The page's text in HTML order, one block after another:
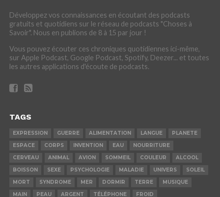
Développez vos connaissances en écoutant des podcasts
gratuits et quotidiens sur le réseau de podcasts "Choses à
Savoir". Nous en publions de 8 à 15 par jour !
Vous pouvez écouter ces chroniques quotidiennes ici-même,
sur Apple Podcast, Google Podcast, Spotify, Deezer... et toutes
les autres applications d'écoute de podcasts.
TAGS
EXPRESSION GUERRE ALIMENTATION LANGUE
PLANETE
ESPACE
CORPS INVENTION EAU
NOURRITURE
CERVEAU
ANIMAL AVION SOMMEIL COULEUR
ALCOOL
BOISSON
SEXE PSYCHOLOGIE MALADIE UNIVERS
SOLEIL
MORT
SYNDROME MER DORMIR TERRE
MUSIQUE
MAIN
PEAU ARGENT TÉLÉPHONE FROID